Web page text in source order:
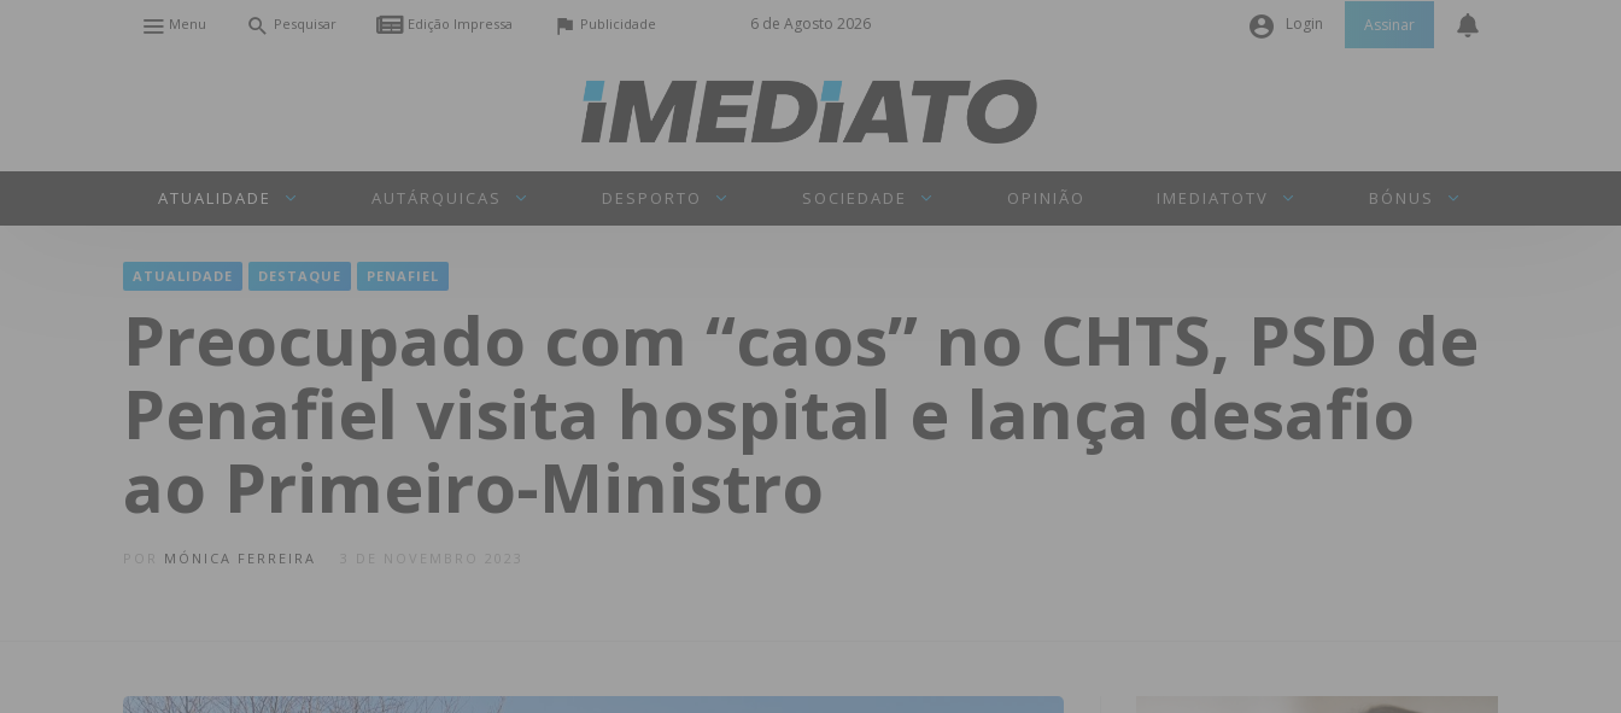
6 de Agosto 2026
Menu Pesquisar Edição Impressa Publicidade Login
Senha
INICIAR SESSÃO
Perdeu a sua senha?
Assinar
ATUALIDADE AUTÁRQUICAS DESPORTO SOCIEDADE OPINIÃO IMEDIATOTV BÓNUS
ATUALIDADE DESTAQUE PENAFIEL
Preocupado com “caos” no CHTS, PSD de
Penafiel visita hospital e lança desafio
ao Primeiro-Ministro
MÓNICA FERREIRA